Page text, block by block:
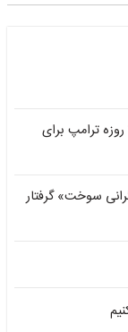
التماس یک ساعته نتانیاهو به ترامپ | مهلت ۳۰ روزه ترامپ برای
سوخت» گرفتار